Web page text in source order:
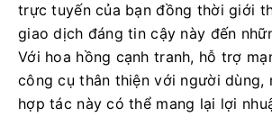
trực tuyến của bạn đồng thời giới
giao dịch đáng tin cậy này đến
Với hoa hồng cạnh tranh, hỗ trợ
công cụ thân thiện với người dùng,
hợp tác này có thể mang lại lợi